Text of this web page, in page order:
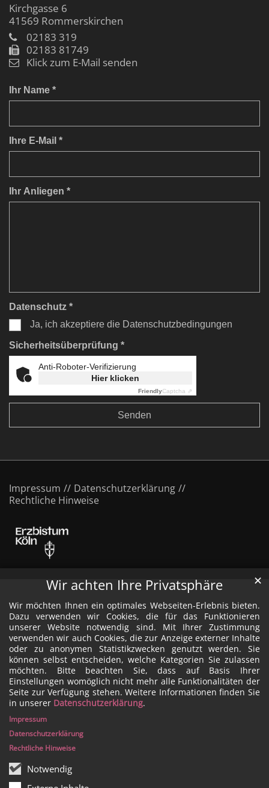
Wir achten Ihre Privatsphäre
Wir möchten Ihnen ein optimales Webseiten-Erlebnis bieten.
Dazu verwenden wir Cookies, die für das Funktionieren
unserer Website notwendig sind. Mit Ihrer Zustimmung
verwenden wir auch Cookies, die zur Anzeige externer Inhalte
oder zu anonymen Statistikzwecken genutzt werden. Sie
können selbst entscheiden, welche Kategorien Sie zulassen
möchten. Bitte beachten Sie, dass auf Basis Ihrer
Einstellungen womöglich nicht mehr alle Funktionalitäten der
Seite zur Verfügung stehen. Weitere Informationen finden Sie
in unserer Datenschutzerklärung.
Notwendig
✕
Impressum
Datenschutzerklärung
Rechtliche Hinweise
Kirchgasse 6
41569 Rommerskirchen
02183 319
02183 81749
Klick zum E-Mail senden
Ihr Name *
Ihre E-Mail *
Ihr Anliegen *
Datenschutz *
Ja, ich akzeptiere die Datenschutzbedingungen
Sicherheitsüberprüfung *
Anti-Roboter-Verifizierung
Hier klicken
FriendlyCaptcha ⇗
Impressum
Datenschutzerklärung
Rechtliche Hinweise